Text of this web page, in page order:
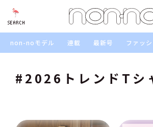
SEARCH
non-noモデル 連載 最新号 ファッ
#2026トレンドTシ